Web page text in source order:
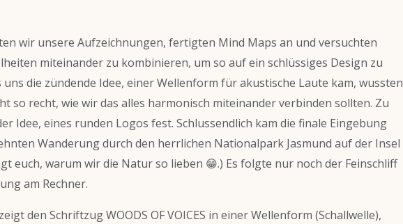
wir unsere Aufzeichnungen, fertigten Mind Maps an und versuchten
miteinander zu kombinieren, um so auf ein schlüssiges Design zu
uns die zündende Idee, einer Wellenform für akustische Laute kam, wussten
so recht, wie wir das alles harmonisch miteinander verbinden sollten. Zu
Idee, eines runden Logos fest. Schlussendlich kam die finale Eingebung
Wanderung durch den herrlichen Nationalpark Jasmund auf der Insel
euch, warum wir die Natur so lieben 😁.) Es folgte nur noch der Feinschliff
am Rechner.
den Schriftzug WOODS OF VOICES in einer Wellenform (Schallwelle),